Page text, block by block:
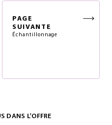
PAGE
SUIVANTE
Échantillonnage
DANS L'OFFRE